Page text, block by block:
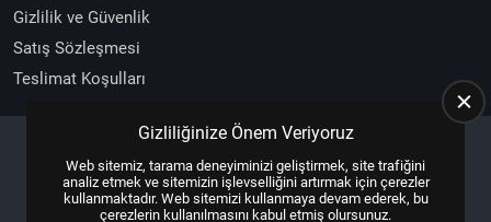
Gizlilik ve Güvenlik
Satış Sözleşmesi
Teslimat Koşulları
Copyright © 2025, All Right ReservedUS YAZILIM
Gizliliğinize Önem Veriyoruz
Web sitemiz, tarama deneyiminizi geliştirmek, site trafiğini
analiz etmek ve sitemizin işlevselliğini artırmak için çerezler
kullanmaktadır. Web sitemizi kullanmaya devam ederek, bu
çerezlerin kullanılmasını kabul etmiş olursunuz.